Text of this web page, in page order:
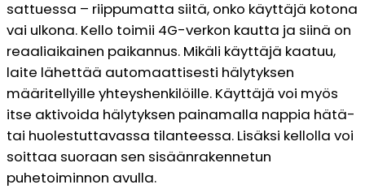
sattuessa – riippumatta siitä, onko käyttäjä kotona
vai ulkona. Kello toimii 4G-verkon kautta ja siinä on
reaaliaikainen paikannus. Mikäli käyttäjä kaatuu,
laite lähettää automaattisesti hälytyksen
määritellyille yhteyshenkilöille. Käyttäjä voi myös
itse aktivoida hälytyksen painamalla nappia hätä-
tai huolestuttavassa tilanteessa. Lisäksi kellolla voi
soittaa suoraan sen sisäänrakennetun
puhetoiminnon avulla.